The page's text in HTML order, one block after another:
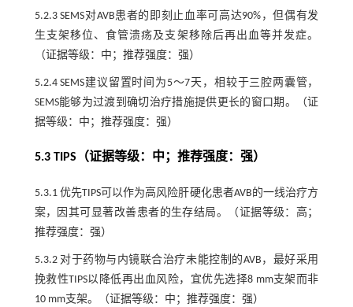
5.2.3 SEMS对AVB患者的即刻止血率可高达90%，但偶有发
生支架移位、食管溃疡及支架移除后再出血等并发症。
（证据等级：中；推荐强度：强）
5.2.4 SEMS建议留置时间为5～7天，相较于三腔两囊管，
SEMS能够为过渡到确切治疗措施提供更长的窗口期。（证
据等级：中；推荐强度：强）
5.3 TIPS（证据等级：中；推荐强度：强）
5.3.1 优先TIPS可以作为高风险肝硬化患者AVB的一线治疗方
案，因其可显著改善患者的生存结局。（证据等级：高；
推荐强度：强）
5.3.2 对于药物与内镜联合治疗未能控制的AVB，最好采用
挽救性TIPS以降低再出血风险，宜优先选择8 mm支架而非
10 mm支架。（证据等级：中；推荐强度：强）